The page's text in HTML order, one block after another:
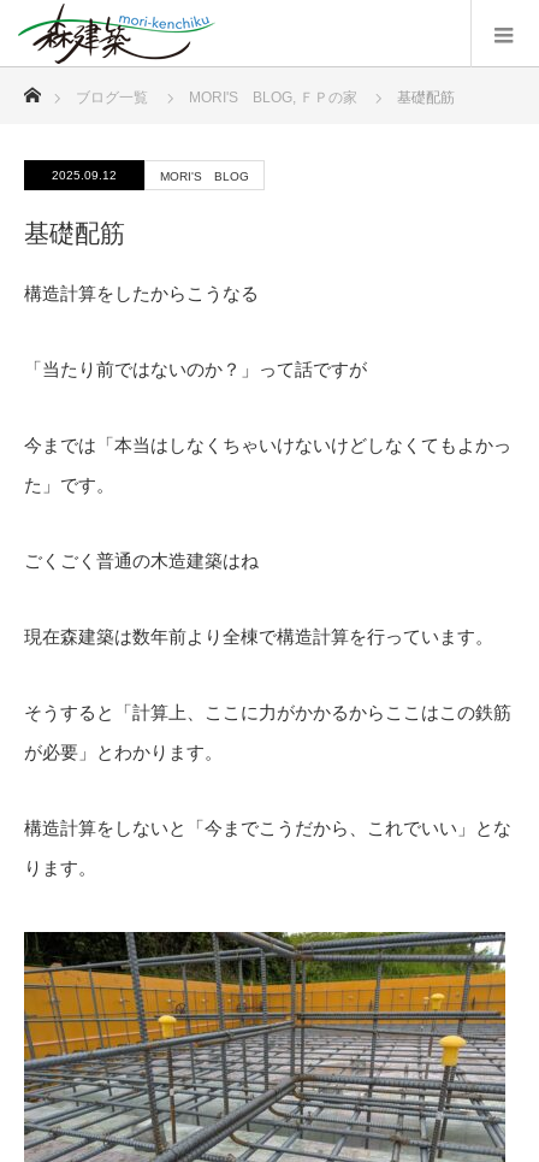
ブログ一覧 MORI'S BLOG, ＦＰの家 基礎配筋
2025.09.12 MORI'S BLOG
基礎配筋
構造計算をしたからこうなる
「当たり前ではないのか？」って話ですが
今までは「本当はしなくちゃいけないけどしなくてもよかっ
た」です。
ごくごく普通の木造建築はね
現在森建築は数年前より全棟で構造計算を行っています。
そうすると「計算上、ここに力がかかるからここはこの鉄筋
が必要」とわかります。
構造計算をしないと「今までこうだから、これでいい」とな
ります。